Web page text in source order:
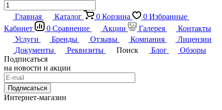
Главная Каталог 0 Корзина 0 Избранные
Кабинет
0 Сравнение Акции Галерея
Контакты
Услуги
Бренды Отзывы Компания
Лицензии
Документы
Реквизиты Поиск Блог
Обзоры
Подписаться
на новости и акции
Подписаться
Интернет-магазин